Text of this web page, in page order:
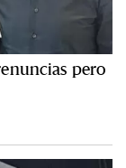
pero